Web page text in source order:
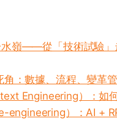
嶺——從「技術試驗」
：數據、流程、變革
Engineering）：如
engineering）：AI +